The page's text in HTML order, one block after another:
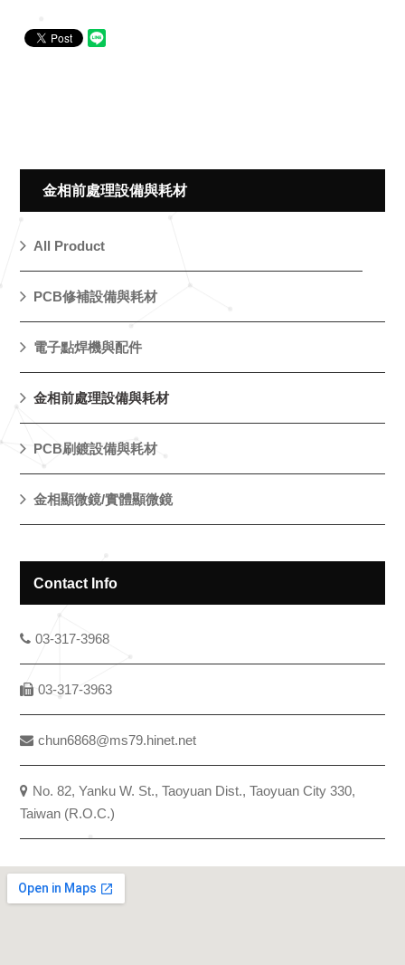
金相前處理設備與耗材
All Product
PCB修補設備與耗材
電子點焊機與配件
金相前處理設備與耗材
PCB刷鍍設備與耗材
金相顯微鏡/實體顯微鏡
Contact Info
03-317-3968
03-317-3963
chun6868@ms79.hinet.net
No. 82, Yanku W. St., Taoyuan Dist., Taoyuan City 330,
Taiwan (R.O.C.)